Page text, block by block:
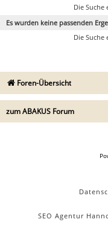
Die Suche
Es wurden keine passenden
Die Suche
Foren-Übersicht
zum ABAKUS Forum
SEO Agentur